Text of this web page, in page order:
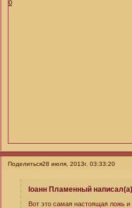
0
Поделиться28 июля, 2013г. 03:33:20
Iоанн Пламенный
Вот это самая настоящая ложь